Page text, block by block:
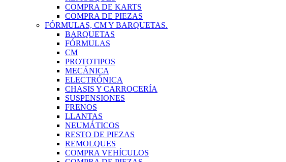
COMPRA DE KARTS
COMPRA DE PIEZAS
FÓRMULAS, CM Y BARQUETAS.
BARQUETAS
FÓRMULAS
CM
PROTOTIPOS
MECÁNICA
ELECTRÓNICA
CHASIS Y CARROCERÍA
SUSPENSIONES
FRENOS
LLANTAS
NEUMÁTICOS
RESTO DE PIEZAS
REMOLQUES
COMPRA VEHÍCULOS